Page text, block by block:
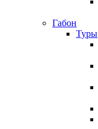
Габон
Туры